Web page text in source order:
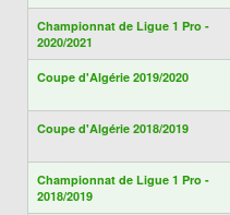
Championnat de Ligue 1 Pro -
2020/2021
Coupe d'Algérie 2019/2020
Coupe d'Algérie 2018/2019
Championnat de Ligue 1 Pro -
2018/2019